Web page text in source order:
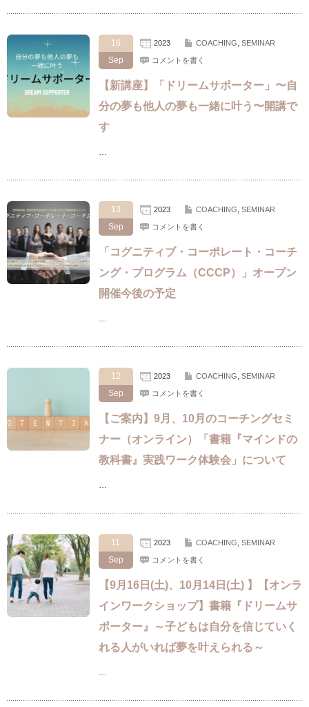
16
Sep
2023 COACHING SEMINAR
コメントを書く
【新講座】「ドリームサポーター」〜自
分の夢も他人の夢も一緒に叶う〜開講で
す
…
13
Sep
2023 COACHING SEMINAR
コメントを書く
「コグニティブ・コーポレート・コーチ
ング・プログラム（CCCP）」オープン
開催今後の予定
…
12
Sep
2023 COACHING SEMINAR
コメントを書く
【ご案内】9月、10月のコーチングセミ
ナー（オンライン）「書籍『マインドの
教科書』実践ワーク体験会」について
…
11
Sep
2023 COACHING SEMINAR
コメントを書く
【9月16日(土)、10月14日(土) 】【オンラ
インワークショップ】書籍『ドリームサ
ポーター』～子どもは自分を信じていく
れる人がいれば夢を叶えられる～
…